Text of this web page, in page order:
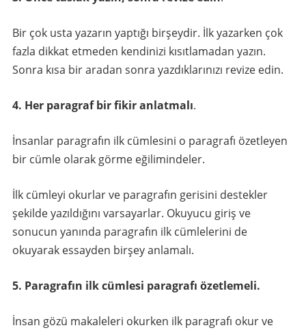
Bir çok usta yazarın yaptığı birşeydir. İlk yazarken çok
fazla dikkat etmeden kendinizi kısıtlamadan yazın.
Sonra kısa bir aradan sonra yazdıklarınızı revize edin.
4. Her paragraf bir fikir anlatmalı.
İnsanlar paragrafın ilk cümlesini o paragrafı özetleyen
bir cümle olarak görme eğilimindeler.
İlk cümleyi okurlar ve paragrafın gerisini destekler
şekilde yazıldığını varsayarlar. Okuyucu giriş ve
sonucun yanında paragrafın ilk cümlelerini de
okuyarak essayden birşey anlamalı.
5. Paragrafın ilk cümlesi paragrafı özetlemeli.
İnsan gözü makaleleri okurken ilk paragrafı okur ve